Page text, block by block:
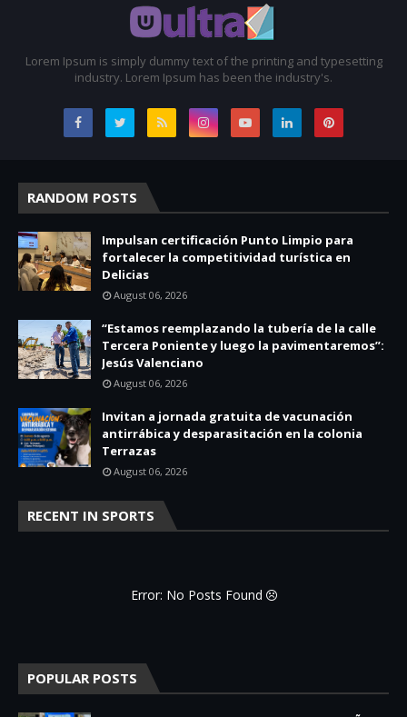
Lorem Ipsum is simply dummy text of the printing and typesetting
industry. Lorem Ipsum has been the industry's.
RANDOM POSTS
Impulsan certificación Punto Limpio para
fortalecer la competitividad turística en
Delicias
August 06, 2026
“Estamos reemplazando la tubería de la calle
Tercera Poniente y luego la pavimentaremos”:
Jesús Valenciano
August 06, 2026
Invitan a jornada gratuita de vacunación
antirrábica y desparasitación en la colonia
Terrazas
August 06, 2026
RECENT IN SPORTS
Error: No Posts Found
POPULAR POSTS